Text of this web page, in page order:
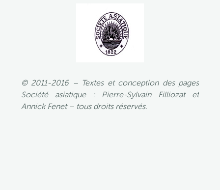
© 2011-2016 – Textes et conception des pages
Société asiatique : Pierre-Sylvain Filliozat et
Annick Fenet – tous droits réservés.